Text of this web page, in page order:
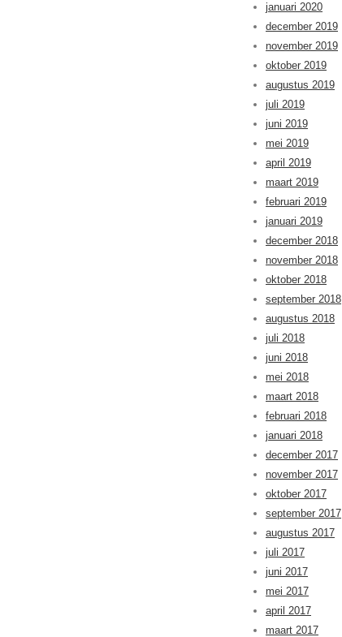
januari 2020
december 2019
november 2019
oktober 2019
augustus 2019
juli 2019
juni 2019
mei 2019
april 2019
maart 2019
februari 2019
januari 2019
december 2018
november 2018
oktober 2018
september 2018
augustus 2018
juli 2018
juni 2018
mei 2018
maart 2018
februari 2018
januari 2018
december 2017
november 2017
oktober 2017
september 2017
augustus 2017
juli 2017
juni 2017
mei 2017
april 2017
maart 2017